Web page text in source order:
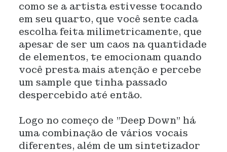
como se a artista estivesse tocando
em seu quarto, que você sente cada
escolha feita milimetricamente, que
apesar de ser um caos na quantidade
de elementos, te emocionam quando
você presta mais atenção e percebe
um sample que tinha passado
despercebido até então.
Logo no começo de "Deep Down" há
uma combinação de vários vocais
diferentes, além de um sintetizador